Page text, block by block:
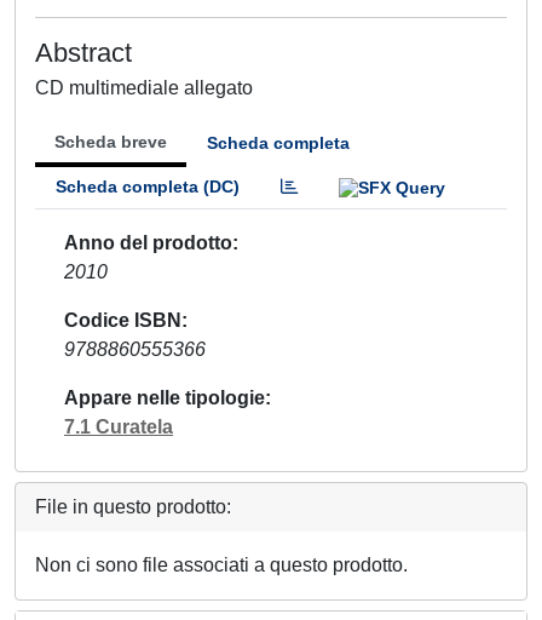
Abstract
CD multimediale allegato
Scheda breve Scheda completa
Scheda completa (DC)
Anno del prodotto
2010
Codice ISBN
9788860555366
Appare nelle tipologie
7.1 Curatela
File in questo prodotto:
Non ci sono file associati a questo prodotto.